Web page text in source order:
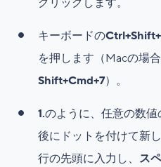
キーボードの
を押します（Macの場
Shift+Cmd+7）。
1.のように、任意の数値
後にドットを付けて新
行の先頭に入力し、 ス